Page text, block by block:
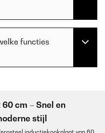
functies
cm – Snel en
stijl